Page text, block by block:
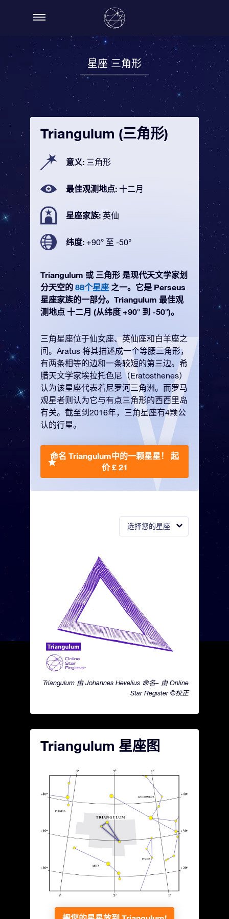
星座 三角形
选择您的星座
Triangulum 由 Johannes Hevelius 命名– 由 Online
Star Register ©校正
Triangulum (三角形)
意义: 三角形
最佳观测地点: 十二月
星座家族: 英仙
纬度: +90° 至 -50°
Triangulum 或 三角形 是现代天文学家划
分天空的 88个星座 之一。它是 Perseus
星座家族的一部分。Triangulum 最佳观
测地点 十二月 (从纬度 +90° 到 -50°)。
三角星座位于仙女座、英仙座和白羊座之
间。Aratus 将其描述成一个等腰三角形，
有两条相等的边和一条较短的第三边。希
腊天文学家埃拉托色尼（Eratosthenes）
认为该星座代表着尼罗河三角洲。而罗马
观星者则认为它与有点三角形的西西里岛
有关。截至到2016年，三角星座有4颗公
认的行星。
命名 Triangulum中的一颗星星！ 起
价 £ 21
Triangulum 星座图